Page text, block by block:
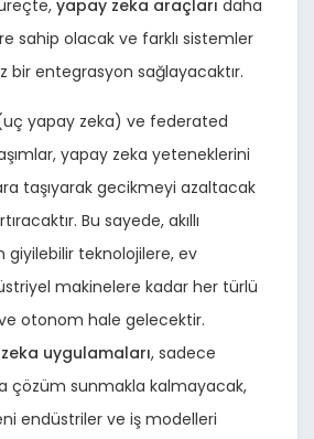
yapay zeka araçları daha
sahip olacak ve farklı sistemler
bir entegrasyon sağlayacaktır.
yapay zeka) ve federated
yapay zeka yeteneklerini
taşıyarak gecikmeyi azaltacak
Bu sayede, akıllı
giyilebilir teknolojilere, ev
makinelere kadar her türlü
ve otonom hale gelecektir.
uygulamaları, sadece
çözüm sunmakla kalmayacak,
endüstriler ve iş modelleri